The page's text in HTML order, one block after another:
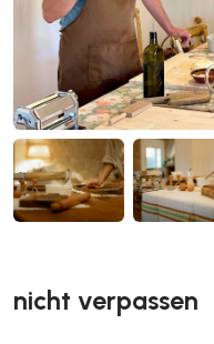
nicht verpassen